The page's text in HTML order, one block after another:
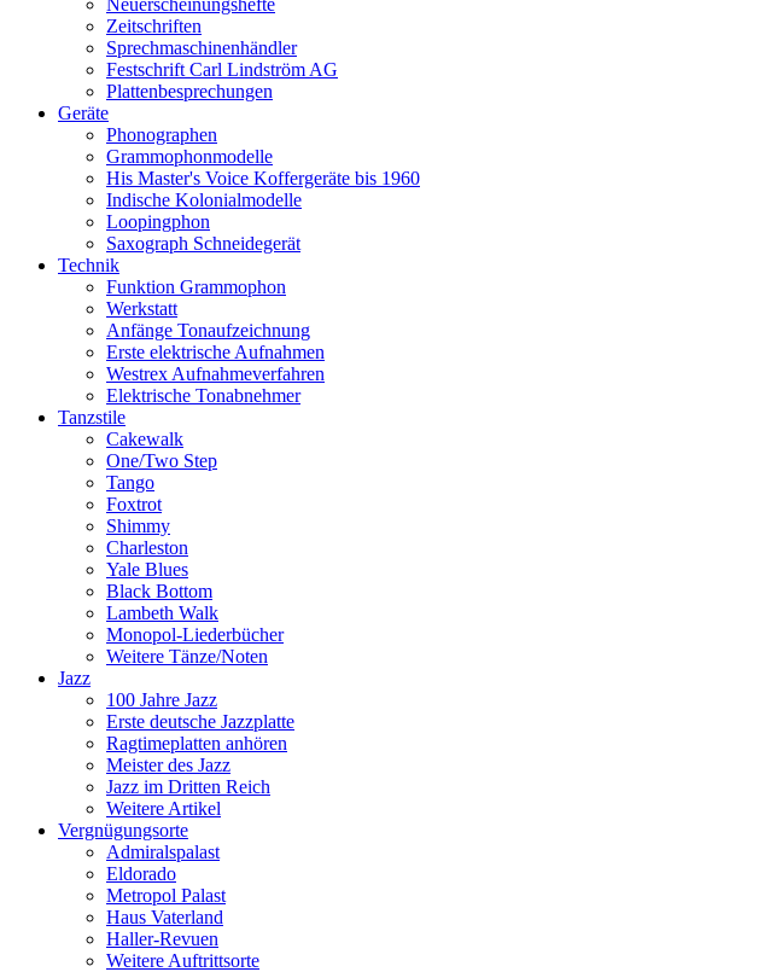
Zeitschriften
Sprechmaschinenhändler
Festschrift Carl Lindström AG
Plattenbesprechungen
Geräte
Phonographen
Grammophonmodelle
His Master's Voice Koffergeräte bis 1960
Indische Kolonialmodelle
Loopingphon
Saxograph Schneidegerät
Technik
Funktion Grammophon
Werkstatt
Anfänge Tonaufzeichnung
Erste elektrische Aufnahmen
Westrex Aufnahmeverfahren
Elektrische Tonabnehmer
Tanzstile
Cakewalk
One/Two Step
Tango
Foxtrot
Shimmy
Charleston
Yale Blues
Black Bottom
Lambeth Walk
Monopol-Liederbücher
Weitere Tänze/Noten
Jazz
100 Jahre Jazz
Erste deutsche Jazzplatte
Ragtimeplatten anhören
Meister des Jazz
Jazz im Dritten Reich
Weitere Artikel
Vergnügungsorte
Admiralspalast
Eldorado
Metropol Palast
Haus Vaterland
Haller-Revuen
Weitere Auftrittsorte